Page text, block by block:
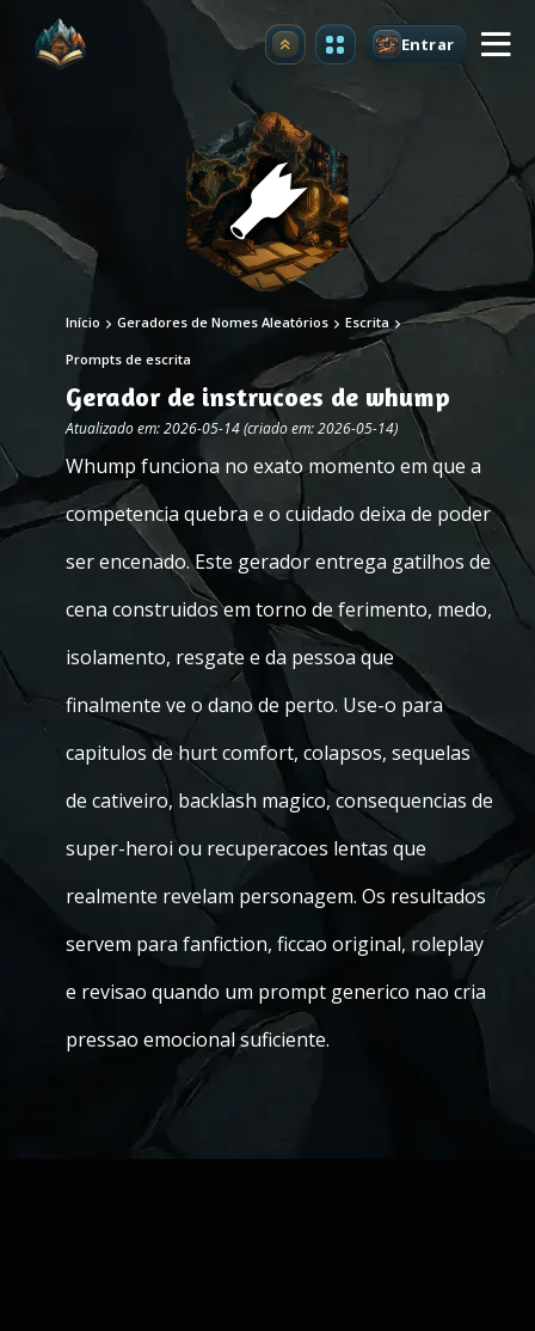
Atualizar Entrar
Início Geradores de Nomes Aleatórios Escrita
Prompts de escrita
Gerador de instrucoes de whump
Atualizado em: 2026-05-14 (criado em: 2026-05-14)
Whump funciona no exato momento em que a
competencia quebra e o cuidado deixa de poder
ser encenado. Este gerador entrega gatilhos de
cena construidos em torno de ferimento, medo,
isolamento, resgate e da pessoa que
finalmente ve o dano de perto. Use-o para
capitulos de hurt comfort, colapsos, sequelas
de cativeiro, backlash magico, consequencias de
super-heroi ou recuperacoes lentas que
realmente revelam personagem. Os resultados
servem para fanfiction, ficcao original, roleplay
e revisao quando um prompt generico nao cria
pressao emocional suficiente.